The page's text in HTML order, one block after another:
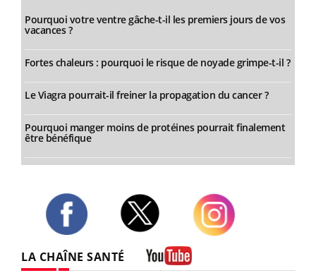
Pourquoi votre ventre gâche-t-il les premiers jours de vos
vacances ?
Fortes chaleurs : pourquoi le risque de noyade grimpe-t-il ?
Le Viagra pourrait-il freiner la propagation du cancer ?
Pourquoi manger moins de protéines pourrait finalement
être bénéfique
LA CHAÎNE SANTÉ